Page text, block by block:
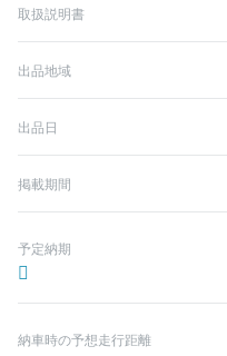
取扱説明書
出品地域
出品日
掲載期間
予定納期
納車時の予想走行距離